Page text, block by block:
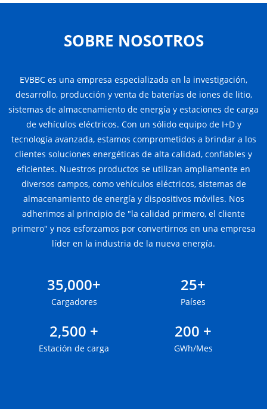
SOBRE NOSOTROS
EVBBC es una empresa especializada en la investigación,
desarrollo, producción y venta de baterías de iones de litio,
sistemas de almacenamiento de energía y estaciones de carga
de vehículos eléctricos. Con un sólido equipo de I+D y
tecnología avanzada, estamos comprometidos a brindar a los
clientes soluciones energéticas de alta calidad, confiables y
eficientes. Nuestros productos se utilizan ampliamente en
diversos campos, como vehículos eléctricos, sistemas de
almacenamiento de energía y dispositivos móviles. Nos
adherimos al principio de "la calidad primero, el cliente
primero" y nos esforzamos por convertirnos en una empresa
líder en la industria de la nueva energía.
35,000+
Cargadores
25+
Países
2,500 +
Estación de carga
200 +
GWh/Mes